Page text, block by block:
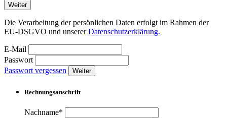
Weiter
Die Verarbeitung der persönlichen Daten erfolgt im Rahmen der
EU-DSGVO und unsererDatenschutzerklärung.
E-Mail
Passwort
Passwort vergessen
Weiter
Rechnungsanschrift
Nachname*